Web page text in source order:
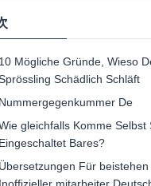
10 Mögliche Gründe, Wieso
Schädlich Schläft
Nummergegenkummer De
gleichfalls Komme Selbst
Eingeschaltet Bares?
Übersetzungen Für beistehen